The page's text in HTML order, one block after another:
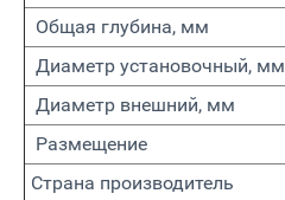
Общая глубина, мм
Диаметр установочный, мм
Диаметр внешний, мм
Размещение
Страна производитель